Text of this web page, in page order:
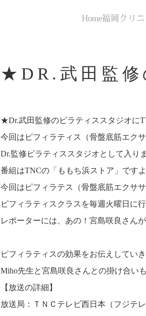
Home福岡クリ
★DR.武田監修
★Dr.武田監修のピラティススタジオに
今回はピフィラティス（骨盤底筋エク
Dr.監修ピラティススタジオとして入り
番組はTNCの「ももち浜ストア」です
今回はピフィラテス（骨盤底筋エクサ
ピフィラティスクラスを毎週火曜日に
レポーターには、あの！宮島咲良さん
ピフィラティスの効果をお伝えしてい
Miho先生と宮島咲良さんとの掛け合い
【放送の詳細】
放送局：ＴＮＣテレビ西日本（フジテレ